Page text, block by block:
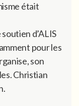
était
d’ALIS
pour les
son
Christian